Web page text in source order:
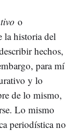
o
la historia del
hechos,
para mí
y lo
de lo mismo,
Lo mismo
periodística no